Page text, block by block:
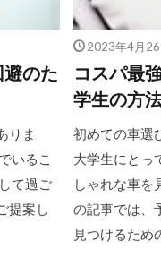
のた
りま
いるこ
て過ご
提案し
2023年4月26
コスパ最
学生の方
初めての車選
大学生にとっ
しゃれな車を
の記事では、
見つけるため